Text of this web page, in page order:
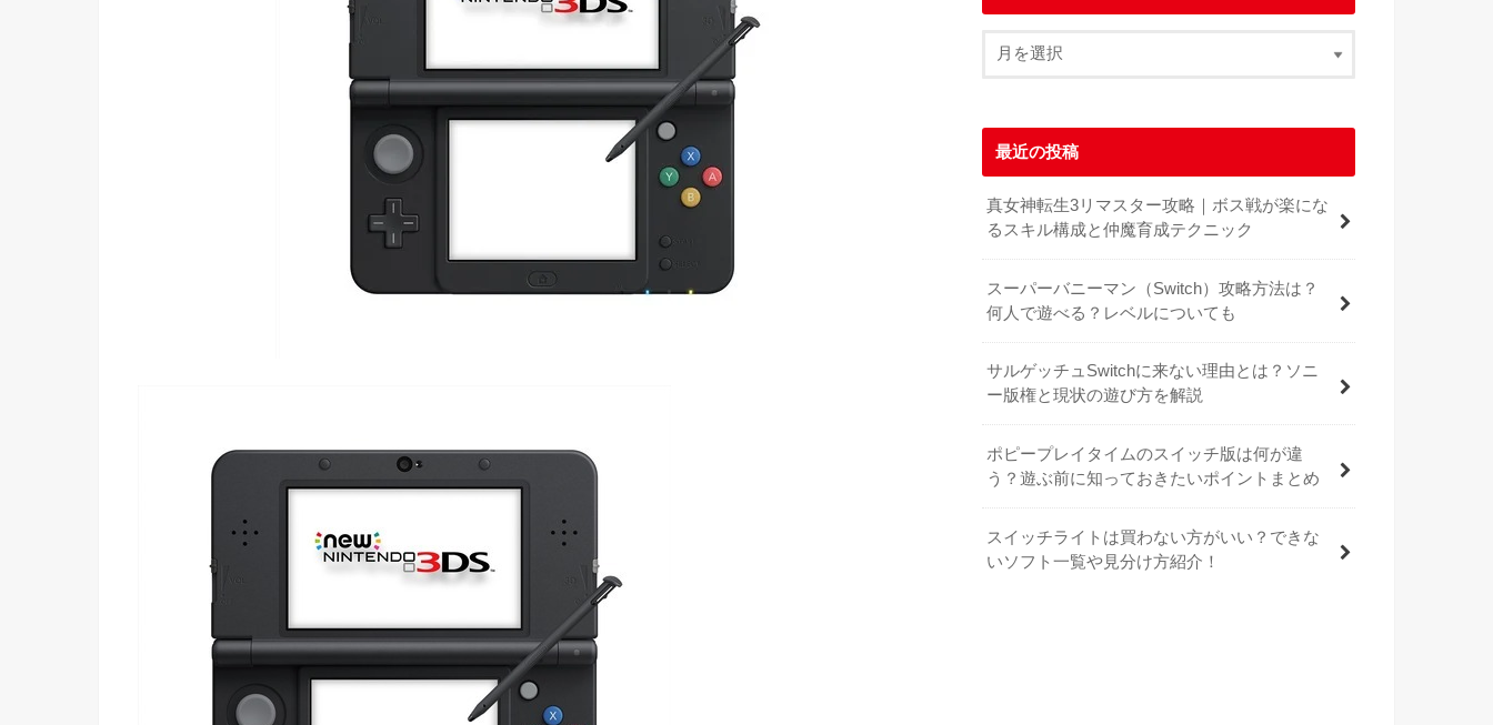
最近の投稿
真女神転生3リマスター攻略｜ボス戦が楽にな
るスキル構成と仲魔育成テクニック
スーパーバニーマン（Switch）攻略方法は？
何人で遊べる？レベルについても
サルゲッチュSwitchに来ない理由とは？ソニ
ー版権と現状の遊び方を解説
ポピープレイタイムのスイッチ版は何が違
う？遊ぶ前に知っておきたいポイントまとめ
スイッチライトは買わない方がいい？できな
いソフト一覧や見分け方紹介！